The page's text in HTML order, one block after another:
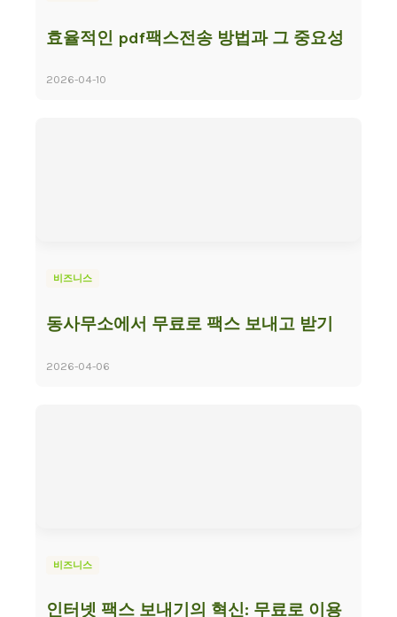
효율적인 pdf팩스전송 방법과 그 중요성
2026-04-10
비즈니스
동사무소에서 무료로 팩스 보내고 받기
2026-04-06
비즈니스
인터넷 팩스 보내기의 혁신: 무료로 이용